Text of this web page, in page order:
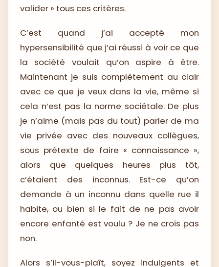
valider » tous ces critères.
C’est quand j’ai accepté mon
hypersensibilité que j’ai réussi à voir ce que
la société voulait qu’on aspire à être.
Maintenant je suis complètement au clair
avec ce que je veux dans la vie, même si
cela n’est pas la norme sociétale. De plus
je n’aime (mais pas du tout) parler de ma
vie privée avec des nouveaux collègues,
sous prétexte de faire « connaissance »,
alors que quelques heures plus tôt,
c’étaient des inconnus. Est-ce qu’on
demande à un inconnu dans quelle rue il
habite, ou bien si le fait de ne pas avoir
encore enfanté est voulu ? Je ne crois pas
non.
Alors s’il-vous-plaît, soyez indulgents et